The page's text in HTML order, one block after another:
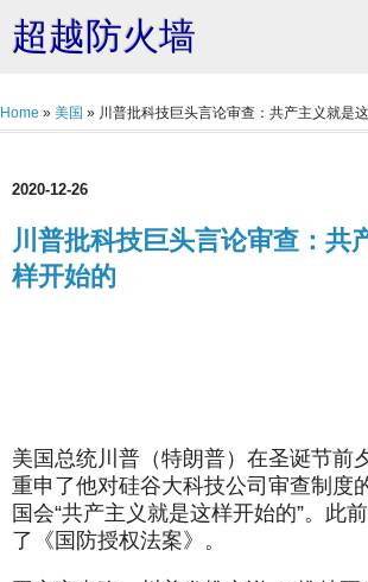
超越防火墙
Home » 美国 » 川普批科技巨头言论审查：共产主义就是
2020-12-26
川普批科技巨头言论审查：共
样开始的
美国总统川普（特朗普）在圣诞节前
重申了他对硅谷大科技公司审查制度
国会“共产主义就是这样开始的”。此
了《国防授权法案》。